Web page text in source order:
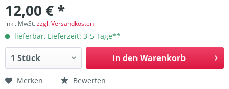
12,00 € *
inkl. MwSt.zzgl. Versandkosten
lieferbar, Lieferzeit: 3-5 Tage**
In den Warenkorb
Merken Bewerten